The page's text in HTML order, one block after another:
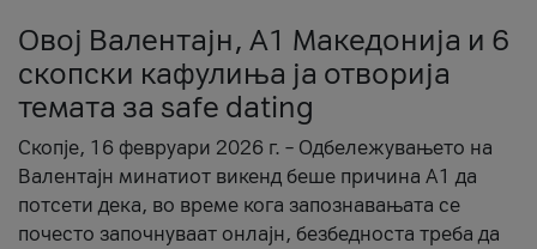
Овој Валентајн, A1 Македонија и 6
скопски кафулиња ја отворија
темата за safe dating
Скопје, 16 февруари 2026 г. – Одбележувањето на
Валентајн минатиот викенд беше причина А1 да
потсети дека, во време кога запознавањата се
почесто започнуваат онлајн, безбедноста треба да